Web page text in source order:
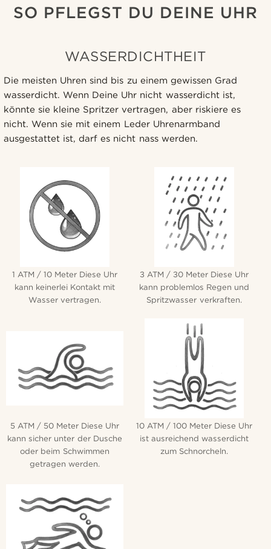
SO PFLEGST DU DEINE UHR
WASSERDICHTHEIT
Die meisten Uhren sind bis zu einem gewissen Grad
wasserdicht. Wenn Deine Uhr nicht wasserdicht ist,
könnte sie kleine Spritzer vertragen, aber riskiere es
nicht. Wenn sie mit einem Leder Uhrenarmband
ausgestattet ist, darf es nicht nass werden.
1 ATM / 10 Meter Diese Uhr
kann keinerlei Kontakt mit
Wasser vertragen.
3 ATM / 30 Meter Diese Uhr
kann problemlos Regen und
Spritzwasser verkraften.
5 ATM / 50 Meter Diese Uhr
kann sicher unter der Dusche
oder beim Schwimmen
getragen werden.
10 ATM / 100 Meter Diese Uhr
ist ausreichend wasserdicht
zum Schnorcheln.